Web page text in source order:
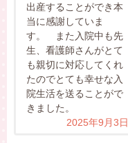
出産することができ本
当に感謝していま
す。 また入院中も先
生、看護師さんがとて
も親切に対応してくれ
たのでとても幸せな入
院生活を送ることがで
きました。
2025年9月3日